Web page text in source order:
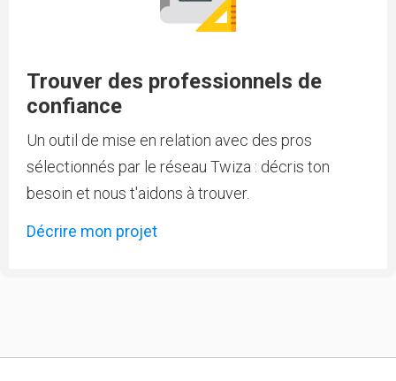
Trouver des professionnels de
confiance
Un outil de mise en relation avec des pros
sélectionnés par le réseau Twiza : décris ton
besoin et nous t'aidons à trouver.
Décrire mon projet